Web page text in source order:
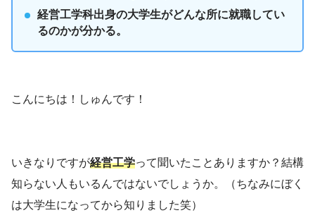
経営工学科出身の大学生がどんな所に就職してい
るのかが分かる。
こんにちは！しゅんです！
いきなりですが経営工学って聞いたことありますか？結構
知らない人もいるんではないでしょうか。（ちなみにぼく
は大学生になってから知りました笑）